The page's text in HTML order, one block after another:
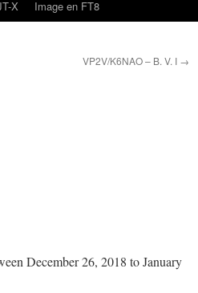
X Image en FT8
VP2V/K6NAO – B. V. I →
December 26, 2018 to January